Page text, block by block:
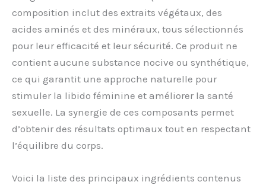
composition inclut des extraits végétaux, des
acides aminés et des minéraux, tous sélectionnés
pour leur efficacité et leur sécurité. Ce produit ne
contient aucune substance nocive ou synthétique,
ce qui garantit une approche naturelle pour
stimuler la libido féminine et améliorer la santé
sexuelle. La synergie de ces composants permet
d’obtenir des résultats optimaux tout en respectant
l’équilibre du corps.
Voici la liste des principaux ingrédients contenus